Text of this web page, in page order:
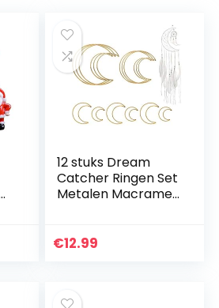
12 stuks Dream
Catcher Ringen Set
Metalen Macrame
Ringen voor
€12.99